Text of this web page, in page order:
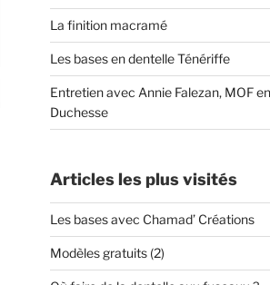
La finition macramé
Les bases en dentelle Ténériffe
Entretien avec Annie Falezan, MOF
Duchesse
Articles les plus visités
Les bases avec Chamad’ Créations
Modèles gratuits (2)